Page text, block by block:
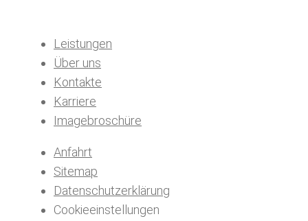
Leistungen
Über uns
Kontakte
Karriere
Imagebroschüre
Anfahrt
Sitemap
Datenschutzerklärung
Cookieeinstellungen